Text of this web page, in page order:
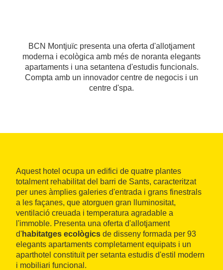
BCN Montjuïc presenta una oferta d'allotjament
moderna i ecològica amb més de noranta elegants
apartaments i una setantena d'estudis funcionals.
Compta amb un innovador centre de negocis i un
centre d'spa.
Aquest hotel ocupa un edifici de quatre plantes
totalment rehabilitat del barri de Sants, caracteritzat
per unes àmplies galeries d'entrada i grans finestrals
a les façanes, que atorguen gran lluminositat,
ventilació creuada i temperatura agradable a
l'immoble. Presenta una oferta d'allotjament
d'habitatges ecològics de disseny formada per 93
elegants apartaments completament equipats i un
aparthotel constituït per setanta estudis d'estil modern
i mobiliari funcional.